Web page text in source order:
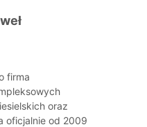
firma
oraz
oficjalnie od 2009